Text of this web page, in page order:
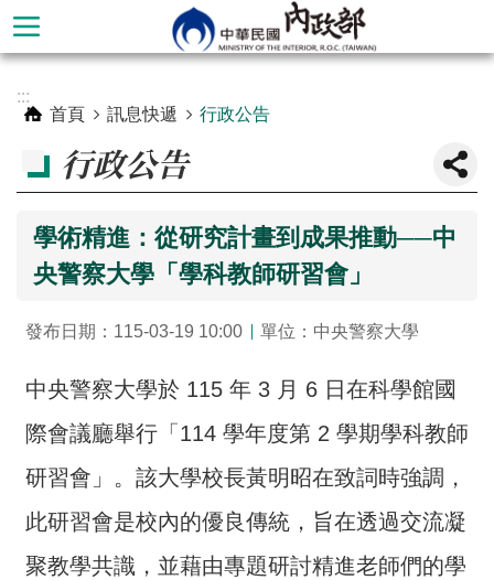
跳到主要內容區塊
階
本
部
簡
介
主
:::
首頁
訊息快遞 行政公告
行政公告
學術精進：從研究計畫到成果推動──中
央警察大學「學科教師研習會」
發布日期：115-03-19 10:00 單位：中央警察大學
中央警察大學於 115 年 3 月 6 日在科學館國
際會議廳舉行「114 學年度第 2 學期學科教師
研習會」。該大學校長黃明昭在致詞時強調，
此研習會是校內的優良傳統，旨在透過交流凝
聚教學共識，並藉由專題研討精進老師們的學